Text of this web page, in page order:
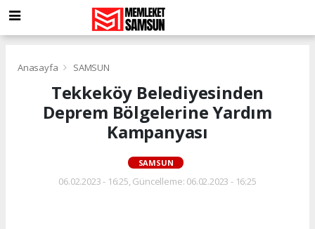
Anasayfa SAMSUN
Tekkeköy Belediyesinden
Deprem Bölgelerine Yardım
Kampanyası
SAMSUN
06.02.2023 - 16:25, Güncelleme: 06.02.2023 - 16:25